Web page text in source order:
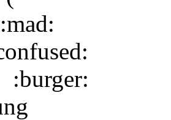
:mad:
:burger: